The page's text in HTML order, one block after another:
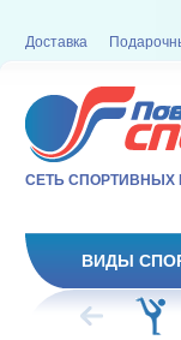
Доставка
СЕТЬ СПОРТИВНЫХ
ВИДЫ
КАТАНИЕ